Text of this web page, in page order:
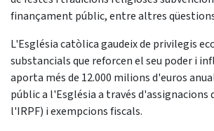
finançament públic, entre altres
L'Església catòlica gaudeix de privilegis
substancials que reforcen el seu poder i
aporta més de 12.000 milions d'euros
públic a l'Església a través d'assignacions
l'IRPF) i exempcions fiscals.